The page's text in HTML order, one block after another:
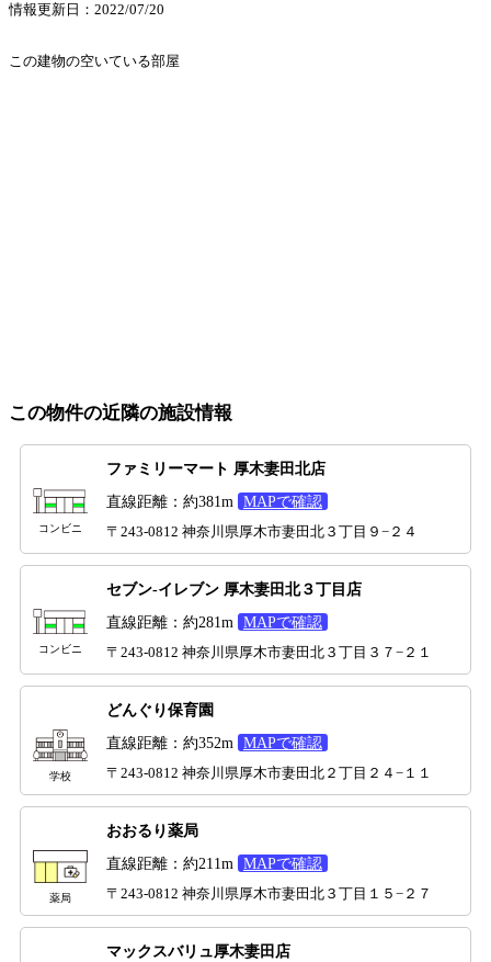
情報更新日：2022/07/20
この建物の空いている部屋
この物件の近隣の施設情報
コンビニ
ファミリーマート 厚木妻田北店
直線距離：約381m
MAPで確認
〒243-0812 神奈川県厚木市妻田北３丁目９−２４
コンビニ
セブン-イレブン 厚木妻田北３丁目店
直線距離：約281m
MAPで確認
〒243-0812 神奈川県厚木市妻田北３丁目３７−２１
学校
どんぐり保育園
直線距離：約352m
MAPで確認
〒243-0812 神奈川県厚木市妻田北２丁目２４−１１
薬局
おおるり薬局
直線距離：約211m
MAPで確認
〒243-0812 神奈川県厚木市妻田北３丁目１５−２７
マックスバリュ厚木妻田店